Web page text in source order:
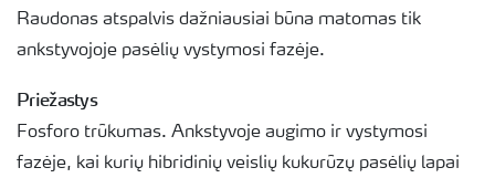
Raudonas atspalvis dažniausiai būna matomas tik
ankstyvojoje pasėlių vystymosi fazėje.
Priežastys
Fosforo trūkumas. Ankstyvoje augimo ir vystymosi
fazėje, kai kurių hibridinių veislių kukurūzų pasėlių lapai